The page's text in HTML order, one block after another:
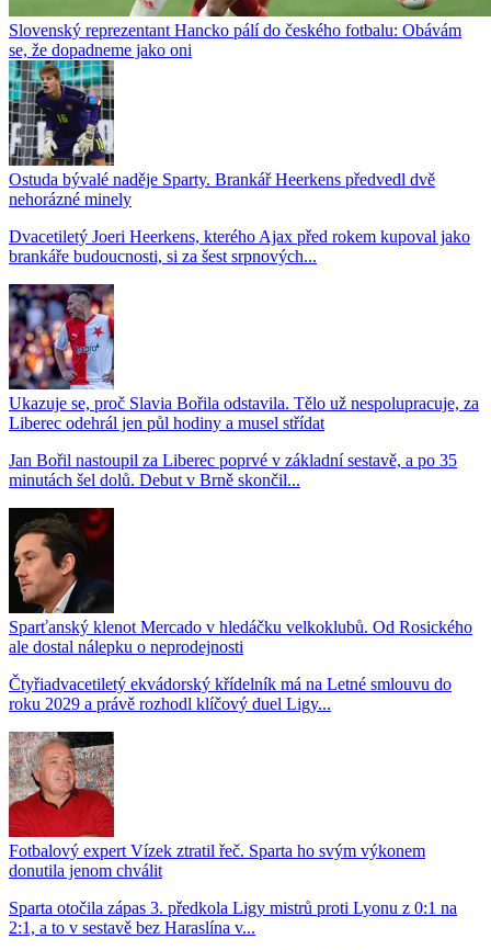
Slovenský reprezentant Hancko pálí do českého fotbalu: Obávám
se, že dopadneme jako oni
Ostuda bývalé naděje Sparty. Brankář Heerkens předvedl dvě
nehorázné minely
Dvacetiletý Joeri Heerkens, kterého Ajax před rokem kupoval jako
brankáře budoucnosti, si za šest srpnových...
Ukazuje se, proč Slavia Bořila odstavila. Tělo už nespolupracuje, za
Liberec odehrál jen půl hodiny a musel střídat
Jan Bořil nastoupil za Liberec poprvé v základní sestavě, a po 35
minutách šel dolů. Debut v Brně skončil...
Sparťanský klenot Mercado v hledáčku velkoklubů. Od Rosického
ale dostal nálepku o neprodejnosti
Čtyřiadvacetiletý ekvádorský křídelník má na Letné smlouvu do
roku 2029 a právě rozhodl klíčový duel Ligy...
Fotbalový expert Vízek ztratil řeč. Sparta ho svým výkonem
donutila jenom chválit
Sparta otočila zápas 3. předkola Ligy mistrů proti Lyonu z 0:1 na
2:1, a to v sestavě bez Haraslína v...